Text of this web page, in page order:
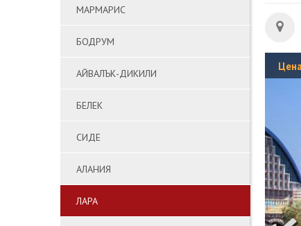
МАРМАРИС
БОДРУМ
АЙВАЛЪК-ДИКИЛИ
БЕЛЕК
СИДЕ
АЛАНИЯ
ЛАРА